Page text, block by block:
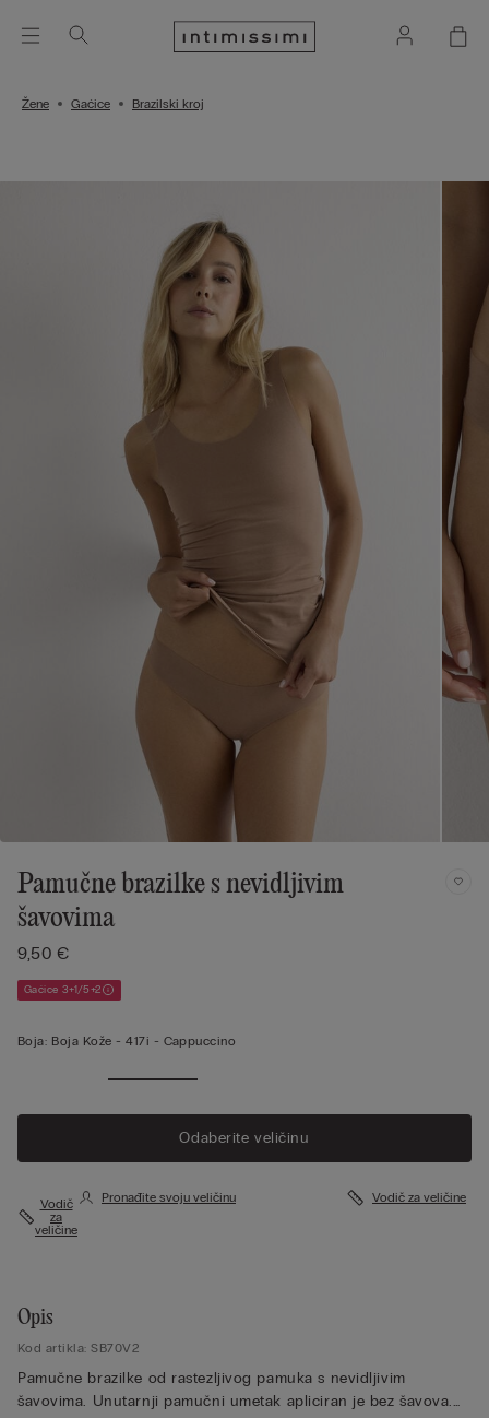
Žene Gaćice Brazilski kroj
Pamučne brazilke s nevidljivim
šavovima
9,50 €
Gaćice 3+1/5+2
Boja: Boja Kože -417i - Cappuccino
Odaberite veličinu
Vodič
za
veličine
Pronađite svoju veličinu Vodič za veličine
Opis
Kod artikla: SB70V2
Pamučne brazilke od rastezljivog pamuka s nevidljivim
šavovima. Unutarnji pamučni umetak apliciran je bez šavova.